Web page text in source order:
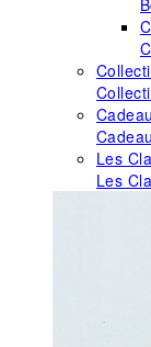
Les
Les